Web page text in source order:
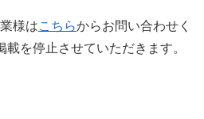
様はこちらからお問い合わせく
を停止させていただきます。